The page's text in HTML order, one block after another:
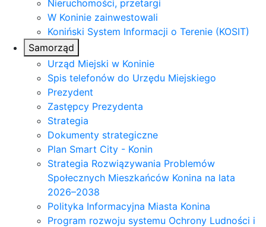
Nieruchomości, przetargi
W Koninie zainwestowali
Koniński System Informacji o Terenie (KOSIT)
Samorząd
Urząd Miejski w Koninie
Spis telefonów do Urzędu Miejskiego
Prezydent
Zastępcy Prezydenta
Strategia
Dokumenty strategiczne
Plan Smart City - Konin
Strategia Rozwiązywania Problemów
Społecznych Mieszkańców Konina na lata
2026–2038
Polityka Informacyjna Miasta Konina
Program rozwoju systemu Ochrony Ludności i